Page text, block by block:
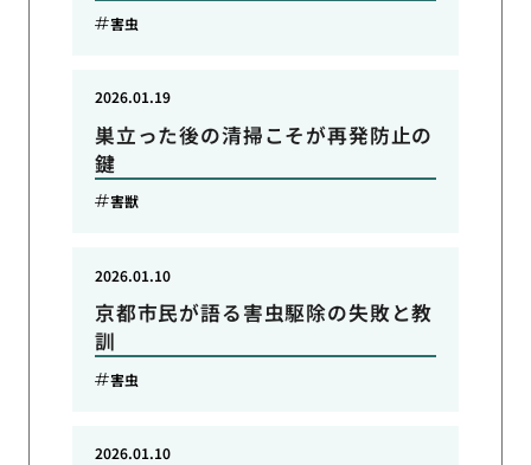
害虫
巣立った後の清掃こそが再発防止の
鍵
2026.01.19
害獣
京都市民が語る害虫駆除の失敗と教
訓
2026.01.10
害虫
2026.01.10